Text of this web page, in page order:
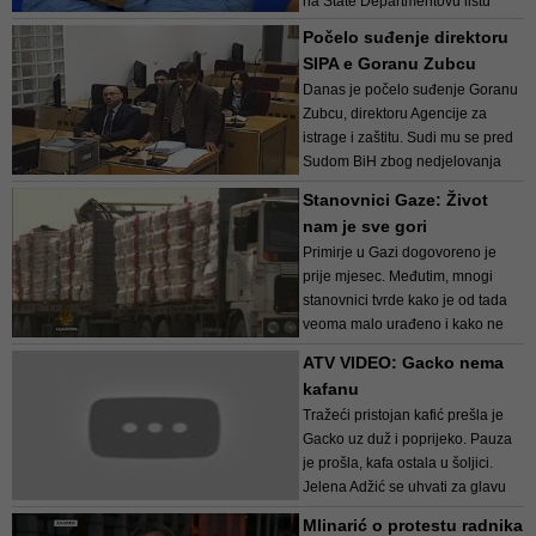
vlada Imamovića i još devet
osoba na ovu listu uvrstila je s
ciljem da se suprotstavi
prijetnjama koje predstavlja...
Počelo suđenje direktoru
SIPA e Goranu Zubcu
Danas je počelo suđenje Goranu
Zubcu, direktoru Agencije za
istrage i zaštitu. Sudi mu se pred
Sudom BiH zbog nedjelovanja
Tužilaštvo smatra da je Zubac
trebao da uključiti Specijalnu
jedinicu SIPA-e u sprečav...
Stanovnici Gaze: Život
nam je sve gori
Primirje u Gazi dogovoreno je
prije mjesec. Međutim, mnogi
stanovnici tvrde kako je od tada
veoma malo urađeno i kako ne
se održavaju u Kairu.
(DEPO TV/jk)
ATV VIDEO: Gacko nema
kafanu
Tražeći pristojan kafić prešla je
Gacko uz duž i poprijeko. Pauza
je prošla, kafa ostala u šoljici.
Jelena Adžić se uhvati za glavu
Mlinarić o protestu radnika